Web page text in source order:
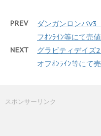
PREV
ダンガンロンパv3
フｵﾝﾗｲﾝ等にて売
NEXT
グラビティデイズ
オフｵﾝﾗｲﾝ等にて
スポンサーリンク